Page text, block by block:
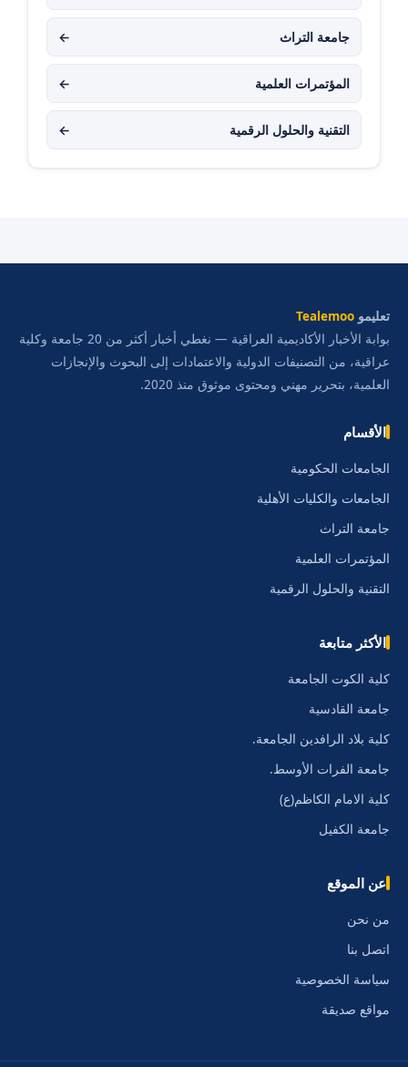
جامعة التراث ←
المؤتمرات العلمية ←
التقنية والحلول الرقمية ←
تعليمو Tealemoo
بوابة الأخبار الأكاديمية العراقية — نغطي أخبار أكثر من 20 جامعة وكلية
عراقية، من التصنيفات الدولية والاعتمادات إلى البحوث والإنجازات
العلمية، بتحرير مهني ومحتوى موثوق منذ 2020.
الأقسام
الجامعات الحكومية
الجامعات والكليات الأهلية
جامعة التراث
المؤتمرات العلمية
التقنية والحلول الرقمية
الأكثر متابعة
كلية الكوت الجامعة
جامعة القادسية
كلية بلاد الرافدين الجامعة.
جامعة الفرات الأوسط.
كلية الامام الكاظم(ع)
جامعة الكفيل
عن الموقع
من نحن
اتصل بنا
سياسة الخصوصية
مواقع صديقة